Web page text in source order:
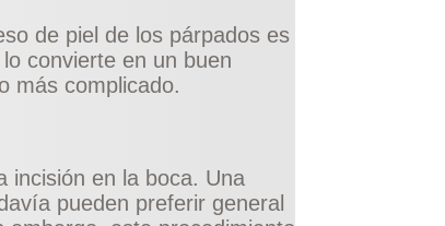
de piel de los párpados es
convierte en un buen
más complicado.
incisión en la boca. Una
pueden preferir general